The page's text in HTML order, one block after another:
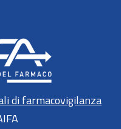
di farmacovigilanza